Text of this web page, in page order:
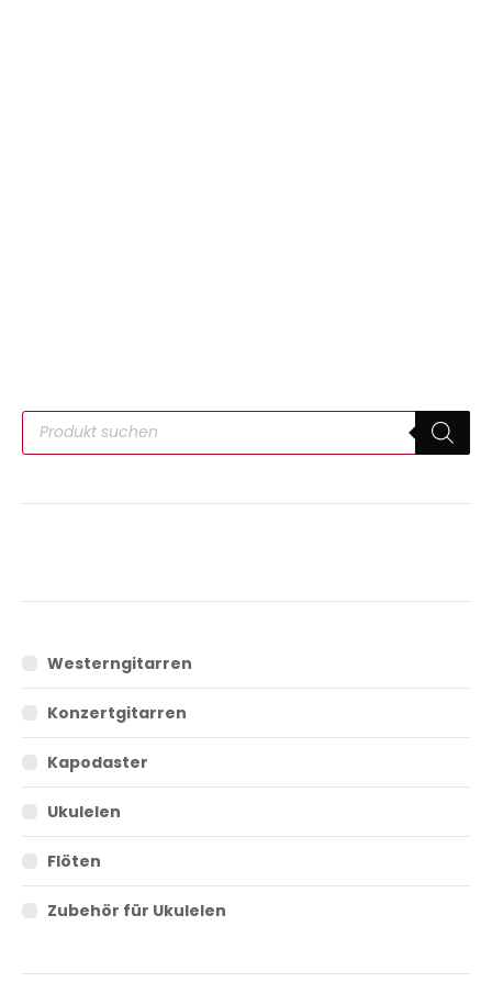
Westerngitarren
Konzertgitarren
Kapodaster
Ukulelen
Flöten
Zubehör für Ukulelen